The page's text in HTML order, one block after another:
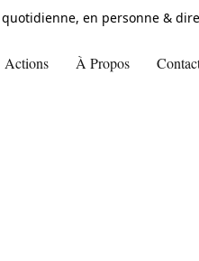
en personne &
Actions À Propos